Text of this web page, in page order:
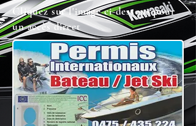
Cliquez sur l'image ci-dessous pour
un accès direct